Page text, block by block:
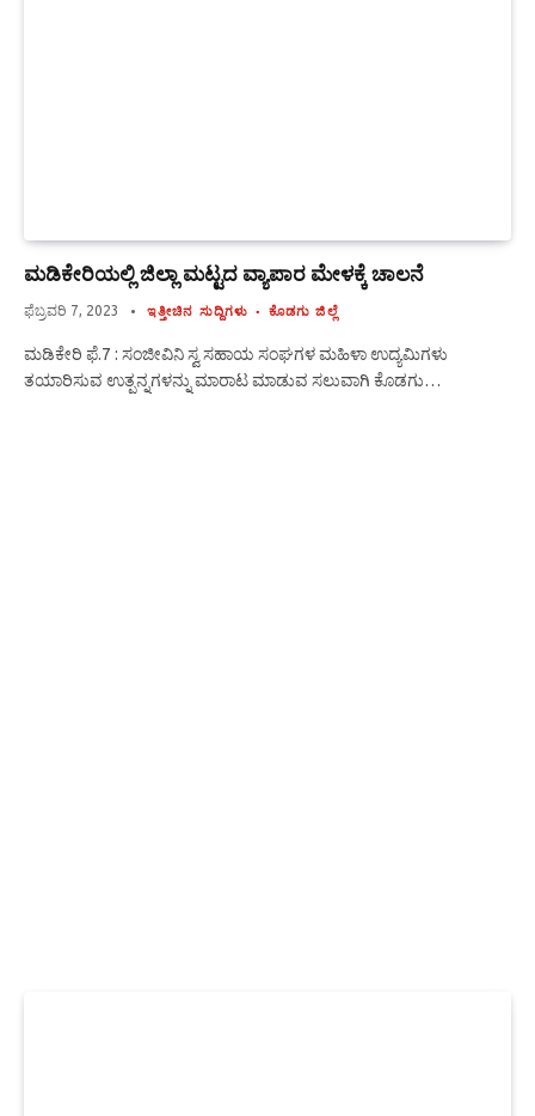
ಮಡಿಕೇರಿಯಲ್ಲಿ ಜಿಲ್ಲಾ ಮಟ್ಟದ ವ್ಯಾಪಾರ ಮೇಳಕ್ಕೆ ಚಾಲನೆ
ಫೆಬ್ರವರಿ 7, 2023 ಇತ್ತೀಚಿನ ಸುದ್ದಿಗಳು ಕೊಡಗು ಜಿಲ್ಲೆ
ಮಡಿಕೇರಿ ಫೆ.7 : ಸಂಜೀವಿನಿ ಸ್ವ ಸಹಾಯ ಸಂಘಗಳ ಮಹಿಳಾ ಉದ್ಯಮಿಗಳು
ತಯಾರಿಸುವ ಉತ್ಪನ್ನಗಳನ್ನು ಮಾರಾಟ ಮಾಡುವ ಸಲುವಾಗಿ ಕೊಡಗು…